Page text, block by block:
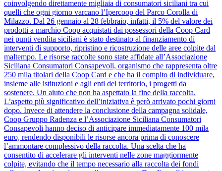
coinvolgendo direttamente migliaia di consumatori siciliani tra cui
quelli che ogni giorno varcano l’Ipercoop del Parco Corolla di
Milazzo. Dal 26 gennaio al 28 febbraio, infatti, il 5% del valore dei
prodotti a marchio Coop acquistati dai possessori della Coop Card
nei punti vendita siciliani è stato destinato al finanziamento di
interventi di supporto, ripristino e ricostruzione delle aree colpite dal
maltempo. Le risorse raccolte sono state affidate all’Associazione
Siciliana Consumatori Consapevoli, organismo che rappresenta oltre
250 mila titolari della Coop Card e che ha il compito di individuare,
insieme alle istituzioni e agli enti del territorio, i progetti da
sostenere. Un aiuto che non ha aspettato la fine della raccolta.
L’aspetto più significativo dell’iniziativa è però arrivato pochi giorni
dopo. Invece di attendere la conclusione della campagna solidale,
Coop Gruppo Radenza e l’Associazione Siciliana Consumatori
Consapevoli hanno deciso di anticipare immediatamente 100 mila
euro, rendendo disponibili le risorse ancora prima di conoscere
l’ammontare complessivo della raccolta. Una scelta che ha
consentito di accelerare gli interventi nelle zone maggiormente
colpite, evitando che il tempo necessario alla raccolta dei fondi